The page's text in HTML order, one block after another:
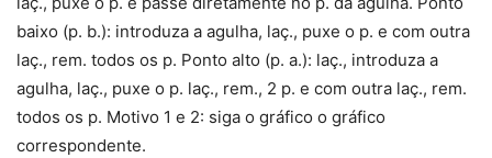
baixo (p. b.): introduza a agulha, laç., puxe o p. e com outra
laç., rem. todos os p. Ponto alto (p. a.): laç., introduza a
agulha, laç., puxe o p. laç., rem., 2 p. e com outra laç., rem.
todos os p. Motivo 1 e 2: siga o gráfico o gráfico
correspondente.